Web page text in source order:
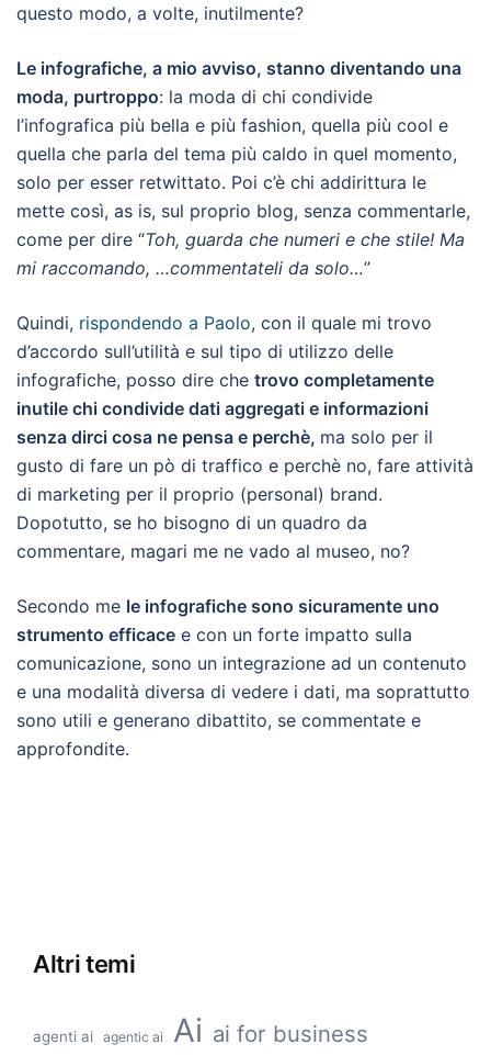
questo modo, a volte, inutilmente?
Le infografiche, a mio avviso, stanno diventando una
moda, purtroppo: la moda di chi condivide
l’infografica più bella e più fashion, quella più cool e
quella che parla del tema più caldo in quel momento,
solo per esser retwittato. Poi c’è chi addirittura le
mette così, as is, sul proprio blog, senza commentarle,
come per dire “Toh, guarda che numeri e che stile! Ma
mi raccomando, …commentateli da solo…”
Quindi, rispondendo a Paolo, con il quale mi trovo
d’accordo sull’utilità e sul tipo di utilizzo delle
infografiche, posso dire che trovo completamente
inutile chi condivide dati aggregati e informazioni
senza dirci cosa ne pensa e perchè, ma solo per il
gusto di fare un pò di traffico e perchè no, fare attività
di marketing per il proprio (personal) brand.
Dopotutto, se ho bisogno di un quadro da
commentare, magari me ne vado al museo, no?
Secondo me le infografiche sono sicuramente uno
strumento efficace e con un forte impatto sulla
comunicazione, sono un integrazione ad un contenuto
e una modalità diversa di vedere i dati, ma soprattutto
sono utili e generano dibattito, se commentate e
approfondite.
Altri temi
agenti ai agentic ai Ai ai for business